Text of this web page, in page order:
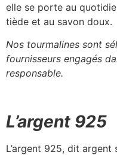
elle se porte au
tiède et au savon doux.
Nos tourmalines sont
fournisseurs engagés
responsable.
L’argent 925
L’argent 925, dit argent